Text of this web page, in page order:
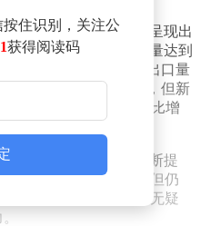
新能源汽车的出口也呈现出
季度新能源汽车出口量达到
是在3月份，汽车整体出口量
出口量环比下降7.5%，但新
环比增长和26.8%的同比增
的海外影响力正在不断提
口量环比增长12.7%，但仍
源汽车出口的强劲增长无疑
住识别，关注公
1获得阅读码